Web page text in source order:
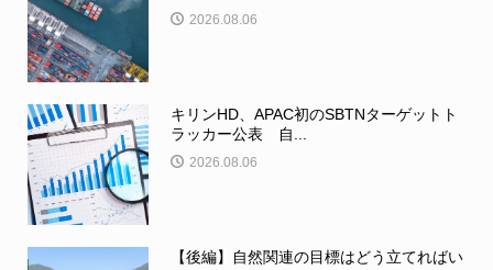
2026.08.06
キリンHD、APAC初のSBTNターゲットト
ラッカー公表 自...
2026.08.06
【後編】自然関連の目標はどう立てればい